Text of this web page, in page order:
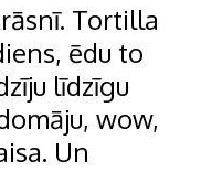
Tortilla
ēdu to
līdzīgu
wow,
Un